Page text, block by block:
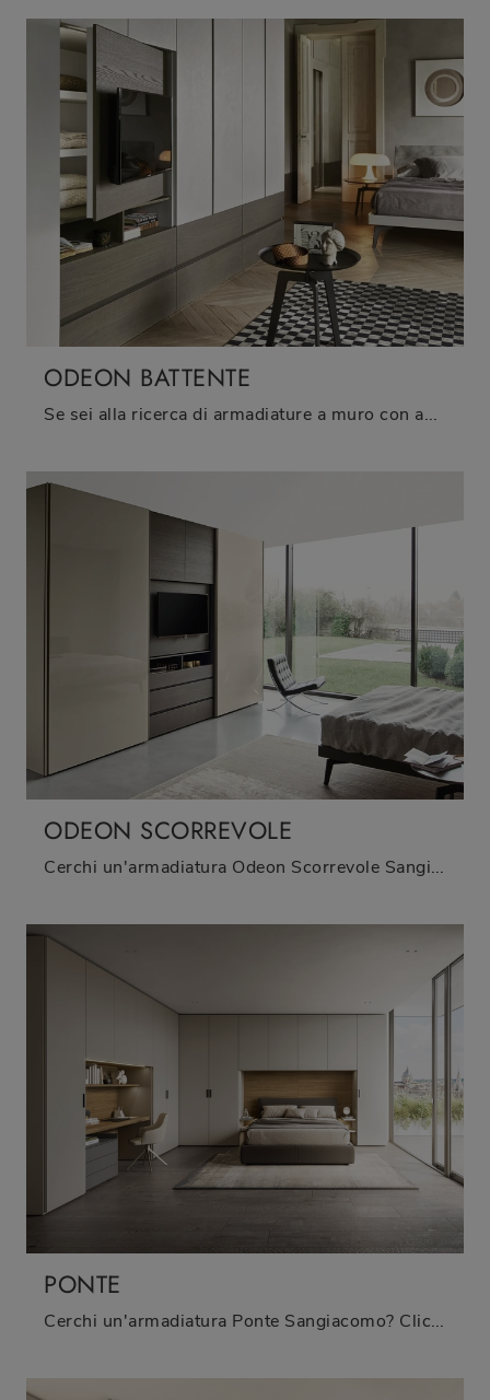
ODEON BATTENTE
Se sei alla ricerca di armadiature a muro con ante battenti, clicca e scopri l'armadio Odeon Battente di Sangiacomo in melaminico.
ODEON SCORREVOLE
Cerchi un'armadiatura Odeon Scorrevole Sangiacomo? Clicca subito! Gli armadi componibili con ante scorrevoli ti attendono.
PONTE
Cerchi un'armadiatura Ponte Sangiacomo? Clicca subito! Gli armadi a ponte con ante battenti ti attendono.